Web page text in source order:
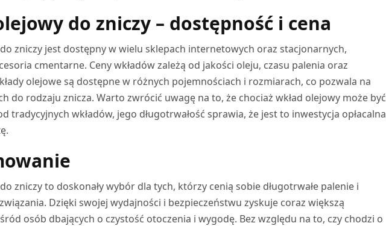
do zniczy – dostępność i cena
zniczy jest dostępny w wielu sklepach internetowych oraz stacjonarnych,
cmentarne. Ceny wkładów zależą od jakości oleju, czasu palenia oraz
olejowe są dostępne w różnych pojemnościach i rozmiarach, co pozwala na
do rodzaju znicza. Warto zwrócić uwagę na to, że chociaż wkład olejowy może być
tradycyjnych wkładów, jego długotrwałość sprawia, że jest to inwestycja opłacalna
zniczy to doskonały wybór dla tych, którzy cenią sobie długotrwałe palenie i
Dzięki swojej wydajności i bezpieczeństwu zyskuje coraz większą
osób dbających o czystość otoczenia i wygodę. Bez względu na to, czy chodzi o